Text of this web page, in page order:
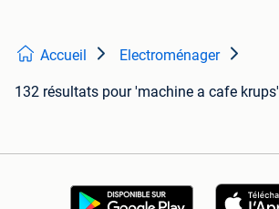
Accueil Electroménager
132 résultats pour 'machine a cafe krups'